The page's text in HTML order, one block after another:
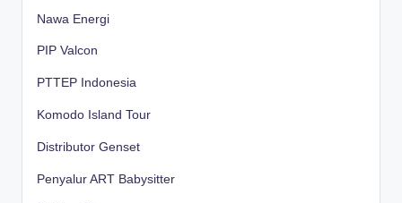
Nawa Energi
PIP Valcon
PTTEP Indonesia
Komodo Island Tour
Distributor Genset
Penyalur ART Babysitter